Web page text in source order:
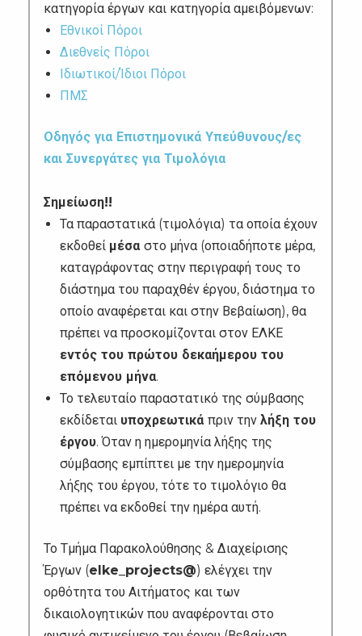
κατηγορία έργων και κατηγορία αμειβόμενων:
Εθνικοί Πόροι
Διεθνείς Πόροι
Ιδιωτικοί/Ίδιοι Πόροι
ΠΜΣ
Οδηγός για Επιστημονικά Υπεύθυνους/ες
και Συνεργάτες για Τιμολόγια
Σημείωση!!
Τα παραστατικά (τιμολόγια) τα οποία έχουν
εκδοθεί μέσα στο μήνα (οποιαδήποτε μέρα,
καταγράφοντας στην περιγραφή τους το
διάστημα του παραχθέν έργου, διάστημα το
οποίο αναφέρεται και στην Βεβαίωση), θα
πρέπει να προσκομίζονται στον ΕΛΚΕ
εντός του πρώτου δεκαήμερου του
επόμενου μήνα.
Το τελευταίο παραστατικό της σύμβασης
εκδίδεται υποχρεωτικά πριν την λήξη του
έργου. Όταν η ημερομηνία λήξης της
σύμβασης εμπίπτει με την ημερομηνία
λήξης του έργου, τότε το τιμολόγιο θα
πρέπει να εκδοθεί την ημέρα αυτή.
Το Τμήμα Παρακολούθησης & Διαχείρισης
Έργων (elke_projects@) ελέγχει την
ορθότητα του Αιτήματος και των
δικαιολογητικών που αναφέρονται στο